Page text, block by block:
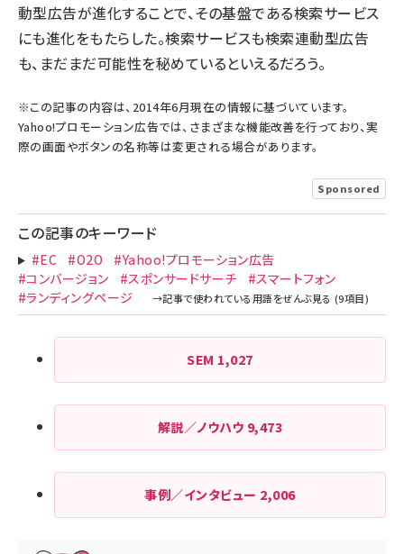
動型広告が進化することで、その基盤である検索サービス
にも進化をもたらした。検索サービスも検索連動型広告
も、まだまだ可能性を秘めているといえるだろう。
※この記事の内容は、2014年6月現在の情報に基づいています。
Yahoo!プロモーション広告では、さまざまな機能改善を行っており、実
際の画面やボタンの名称等は変更される場合があります。
Sponsored
この記事のキーワード
#EC #O2O
#Yahoo!プロモーション広告
#コンバージョン
#スポンサードサーチ
#スマートフォン
#ランディングページ
SEM 1,027
解説／ノウハウ 9,473
事例／インタビュー 2,006